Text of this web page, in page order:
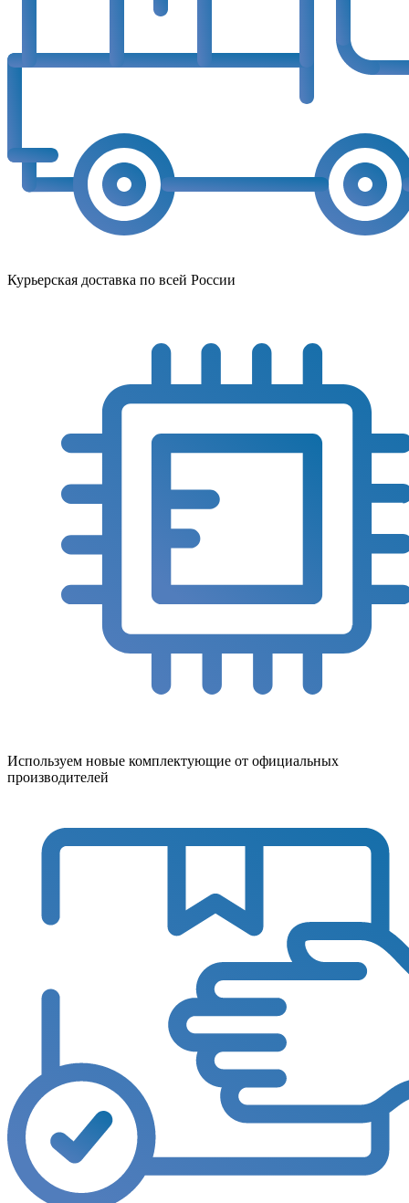
Курьерская доставка по всей России
Используем новые комплектующие от официальных
производителей